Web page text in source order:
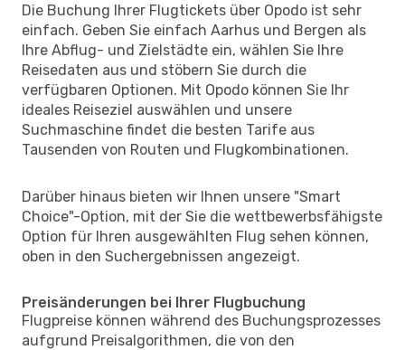
Die Buchung Ihrer Flugtickets über Opodo ist sehr
einfach. Geben Sie einfach Aarhus und Bergen als
Ihre Abflug- und Zielstädte ein, wählen Sie Ihre
Reisedaten aus und stöbern Sie durch die
verfügbaren Optionen. Mit Opodo können Sie Ihr
ideales Reiseziel auswählen und unsere
Suchmaschine findet die besten Tarife aus
Tausenden von Routen und Flugkombinationen.
Darüber hinaus bieten wir Ihnen unsere "Smart
Choice"-Option, mit der Sie die wettbewerbsfähigste
Option für Ihren ausgewählten Flug sehen können,
oben in den Suchergebnissen angezeigt.
Preisänderungen bei Ihrer Flugbuchung
Flugpreise können während des Buchungsprozesses
aufgrund Preisalgorithmen, die von den